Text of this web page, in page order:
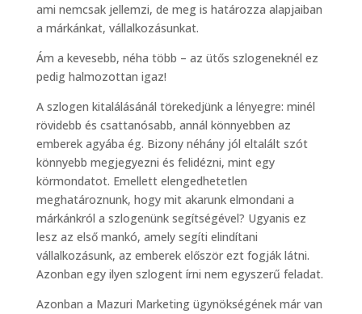
ami nemcsak jellemzi, de meg is határozza alapjaiban
a márkánkat, vállalkozásunkat.
Ám a kevesebb, néha több – az ütős szlogeneknél ez
pedig halmozottan igaz!
A szlogen kitalálásánál törekedjünk a lényegre: minél
rövidebb és csattanósabb, annál könnyebben az
emberek agyába ég. Bizony néhány jól eltalált szót
könnyebb megjegyezni és felidézni, mint egy
körmondatot. Emellett elengedhetetlen
meghatároznunk, hogy mit akarunk elmondani a
márkánkról a szlogenünk segítségével? Ugyanis ez
lesz az első mankó, amely segíti elindítani
vállalkozásunk, az emberek először ezt fogják látni.
Azonban egy ilyen szlogent írni nem egyszerű feladat.
Azonban a Mazuri Marketing ügynökségének már van